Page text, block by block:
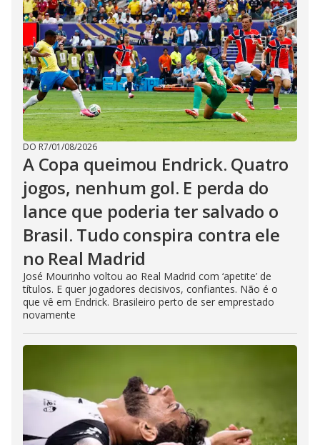
DO R7/01/08/2026
A Copa queimou Endrick. Quatro
jogos, nenhum gol. E perda do
lance que poderia ter salvado o
Brasil. Tudo conspira contra ele
no Real Madrid
José Mourinho voltou ao Real Madrid com ‘apetite’ de
títulos. E quer jogadores decisivos, confiantes. Não é o
que vê em Endrick. Brasileiro perto de ser emprestado
novamente